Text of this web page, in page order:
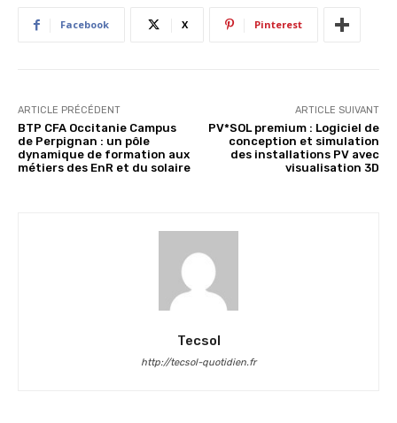
Facebook X Pinterest
ARTICLE PRÉCÉDENT
BTP CFA Occitanie Campus
de Perpignan : un pôle
dynamique de formation aux
métiers des EnR et du solaire
ARTICLE SUIVANT
PV*SOL premium : Logiciel de
conception et simulation
des installations PV avec
visualisation 3D
Tecsol
http://tecsol-quotidien.fr